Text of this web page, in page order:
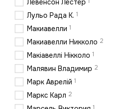
Левенсон Лестер
Лульо Рада К. 1
Макиавелли 1
Макиавелли Никколо 2
Макіавеллі Нікколо 1
Малявин Владимир 2
Марк Аврелій 1
Маркс Карл 2